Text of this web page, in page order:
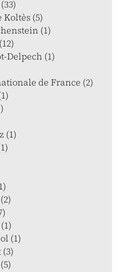
(5)
(1)
Delpech (1)
de France (2)
(1)
(1)